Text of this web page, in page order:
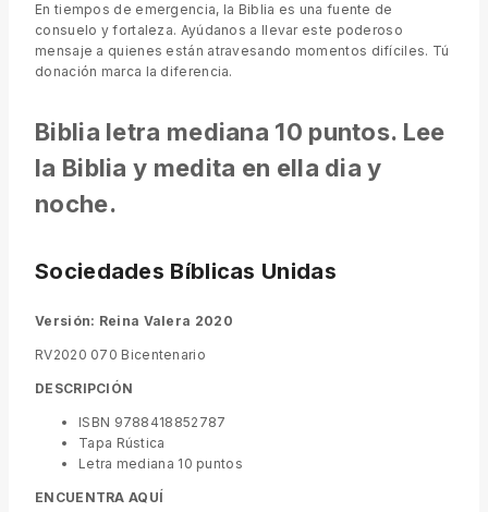
En tiempos de emergencia, la Biblia es una fuente de
consuelo y fortaleza. Ayúdanos a llevar este poderoso
mensaje a quienes están atravesando momentos difíciles. Tú
donación marca la diferencia.
Biblia letra mediana 10 puntos. Lee
la Biblia y medita en ella dia y
noche.
Sociedades Bíblicas Unidas
Versión: Reina Valera 2020
RV2020 070 Bicentenario
DESCRIPCIÓN
ISBN 9788418852787
Tapa Rústica
Letra mediana 10 puntos
ENCUENTRA AQUÍ